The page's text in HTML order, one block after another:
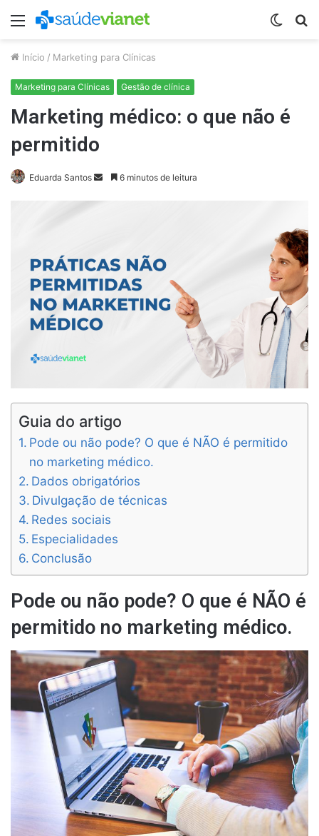
Menu
Switch
Início / Marketing para Clínicas
Marketing para Clínicas Gestão de clínica
Marketing médico: o que não é
permitido
Eduarda Santos
Mande6 minutos de leitura
Guia do artigo
Pode ou não pode? O que é NÃO é permitido
no marketing médico.
Dados obrigatórios
Divulgação de técnicas
Redes sociais
Especialidades
Conclusão
Pode ou não pode? O que é NÃO é
permitido no marketing médico.